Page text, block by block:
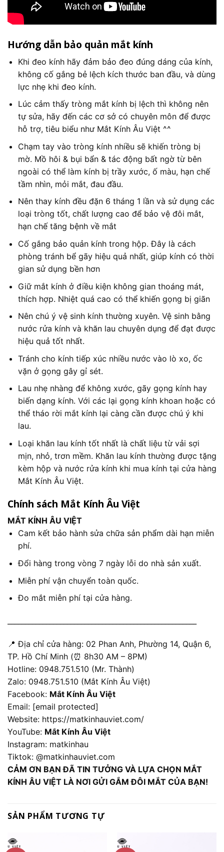
Hướng dẫn bảo quản mắt kính
Khi đeo kính hãy đảm bảo đeo đúng dáng của kính,
không cố gắng bẻ lệch kích thước ban đầu, và dùng
lực nhẹ khi đeo kính.
Lúc cảm thấy tròng mắt kính bị lệch thì không nên
tự sửa, hãy đến các cơ sở có chuyên môn để được
hỗ trợ, tiêu biểu như Mắt Kính Âu Việt ^^
Chạm tay vào tròng kính nhiều sẽ khiến tròng bị
mờ. Mồ hôi & bụi bẩn & tác động bất ngờ từ bên
ngoài có thể làm kính bị trầy xước, ố màu, hạn chế
tầm nhìn, mỏi mắt, đau đầu.
Nên thay kính đều đặn 6 tháng 1 lần và sử dụng các
loại tròng tốt, chất lượng cao để bảo vệ đôi mắt,
hạn chế tăng bệnh về mắt
Cố gắng bảo quản kính trong hộp. Đây là cách
phòng tránh bể gãy hiệu quả nhất, giúp kính có thời
gian sử dụng bền hơn
Giữ mắt kính ở điều kiện không gian thoáng mát,
thích hợp. Nhiệt quá cao có thể khiến gọng bị giãn
Nên chú ý vệ sinh kính thường xuyên. Vệ sinh bằng
nước rửa kính và khăn lau chuyên dụng để đạt được
hiệu quả tốt nhất.
Tránh cho kính tiếp xúc nhiều nước vào lò xo, ốc
vặn ở gọng gây gỉ sét.
Lau nhẹ nhàng để không xước, gãy gọng kính hay
biến dạng kính. Với các lại gọng kính khoan hoặc có
thể tháo rời mắt kính lại càng cần được chú ý khi
lau.
Loại khăn lau kính tốt nhất là chất liệu từ vải sợi
mịn, nhỏ, trơn mềm. Khăn lau kính thường được tặng
kèm hộp và nước rửa kính khi mua kính tại cửa hàng
Mắt Kính Âu Việt.
Chính sách Mắt Kính Âu Việt
MẮT KÍNH ÂU VIỆT
Cam kết bảo hành sửa chữa sản phẩm dài hạn miễn
phí.
Đổi hàng trong vòng 7 ngày lỗi do nhà sản xuất.
Miễn phí vận chuyển toàn quốc.
Đo mắt miễn phí tại cửa hàng.
📍 Địa chỉ cửa hàng: 02 Phan Anh, Phường 14, Quận 6,
TP. Hồ Chí Minh (⏰ 8h30 AM – 8PM)
Hotline: 0948.751.510 (Mr. Thành)
Zalo: 0948.751.510 (Mắt Kính Âu Việt)
Facebook: Mắt Kính Âu Việt
Email: [email protected]
Website: https://matkinhauviet.com/
YouTube: Mắt Kính Âu Việt
Instagram: matkinhau
Tiktok: @matkinhauviet.com
CẢM ƠN BẠN ĐÃ TIN TƯỞNG VÀ LỰA CHỌN MẮT
KÍNH ÂU VIỆT LÀ NƠI GỬI GẮM ĐÔI MẮT CỦA BẠN!
SẢN PHẨM TƯƠNG TỰ